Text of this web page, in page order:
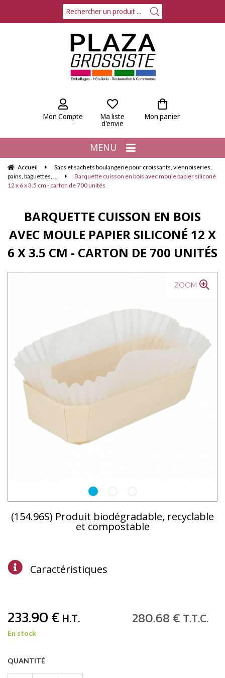
Mon Compte Mon panier
Ma liste
d'envie
MENU
Accueil
Sacs et sachets boulangerie pour croissants, viennoiseries,
pains, baguettes, ...
Barquette cuisson en bois avec moule papier siliconé
12 x 6 x 3.5 cm - carton de 700 unités
BARQUETTE CUISSON EN BOIS
AVEC MOULE PAPIER SILICONÉ 12 X
6 X 3.5 CM - CARTON DE 700 UNITÉS
ZOOM
(154.96S) Produit biodégradable, recyclable
et compostable
Caractéristiques
233.90€ H.T. 280.68 € T.T.C.
En stock
QUANTITÉ